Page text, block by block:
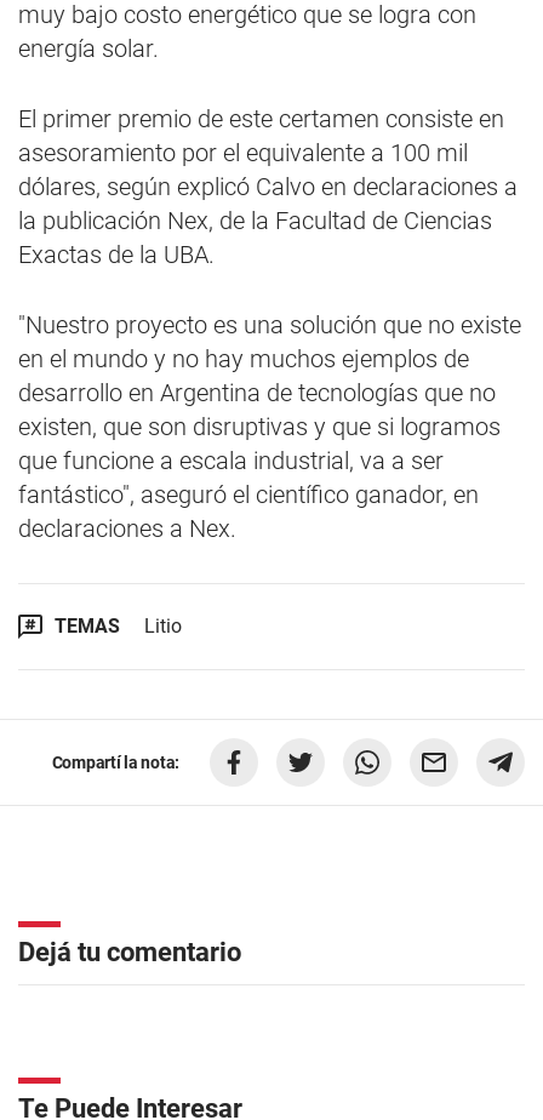
muy bajo costo energético que se logra con
energía solar.
El primer premio de este certamen consiste en
asesoramiento por el equivalente a 100 mil
dólares, según explicó Calvo en declaraciones a
la publicación Nex, de la Facultad de Ciencias
Exactas de la UBA.
"Nuestro proyecto es una solución que no existe
en el mundo y no hay muchos ejemplos de
desarrollo en Argentina de tecnologías que no
existen, que son disruptivas y que si logramos
que funcione a escala industrial, va a ser
fantástico", aseguró el científico ganador, en
declaraciones a Nex.
TEMAS Litio
Compartí la nota:
Dejá tu comentario
Te Puede Interesar